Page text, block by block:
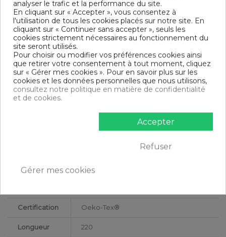
Parure de lit 3 pièces
Finition housse de couette : Bouton
Modèle : Kiwi
DIMENSIONS & GUIDE
Housse de couette
140 x 200 cm : 1 personne
200 x 200 cm : 1-2 personnes
220 x 240 cm : 2 personnes
240 x 260 cm : 2 personnes
1 housse de couette 220x240 cm Kiwi
Certification Oeko-Tex®
Longueur 220
analyser le trafic et la performance du site.
En cliquant sur « Accepter », vous consentez à
l'utilisation de tous les cookies placés sur notre site. En
cliquant sur « Continuer sans accepter », seuls les
cookies strictement nécessaires au fonctionnement du
site seront utilisés.
Pour choisir ou modifier vos préférences cookies ainsi
que retirer votre consentement à tout moment, cliquez
sur « Gérer mes cookies ». Pour en savoir plus sur les
cookies et les données personnelles que nous utilisons,
consultez notre politique en matière de confidentialité
et de cookies.
Accepter
Refuser
Gérer mes cookies